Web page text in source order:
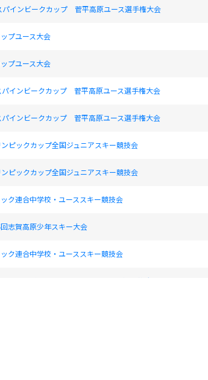
パインビークカップ 菅平高原ユース選手権大会
プユース大会
プユース大会
パインビークカップ 菅平高原ユース選手権大会
パインビークカップ 菅平高原ユース選手権大会
ピックカップ全国ジュニアスキー競技会
ピックカップ全国ジュニアスキー競技会
ク連合中学校・ユーススキー競技会
志賀高原少年スキー大会
ク連合中学校・ユーススキー競技会